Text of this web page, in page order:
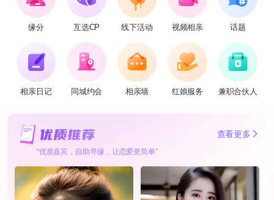
缘分 互选CP 线下活动 视频相亲 话题
相亲日记 同城约会 相亲墙 红娘服务 兼职合伙人
查看更多
“优质嘉宾，自助寻缘，让恋爱更简单”